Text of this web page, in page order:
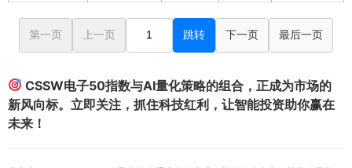
第一页 上一页 跳转 下一页 最后一页
CSSW电子50指数与AI量化策略的组合，正成为市场的
新风向标。立即关注，抓住科技红利，让智能投资助你赢在
未来！